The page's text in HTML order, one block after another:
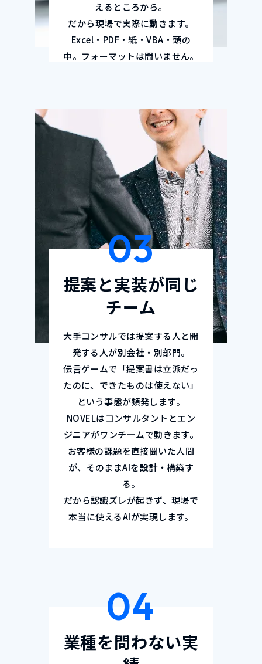
えるところから。
だから現場で実際に動きます。
Excel・PDF・紙・VBA・頭の
中。フォーマットは問いません。
提案と実装が同じ
チーム
03
大手コンサルでは提案する人と開
発する人が別会社・別部門。
伝言ゲームで「提案書は立派だっ
たのに、できたものは使えない」
という事態が頻発します。
NOVELはコンサルタントとエン
ジニアがワンチームで動きます。
お客様の課題を直接聞いた人間
が、そのままAIを設計・構築す
る。
だから認識ズレが起きず、現場で
本当に使えるAIが実現します。
業種を問わない実
04